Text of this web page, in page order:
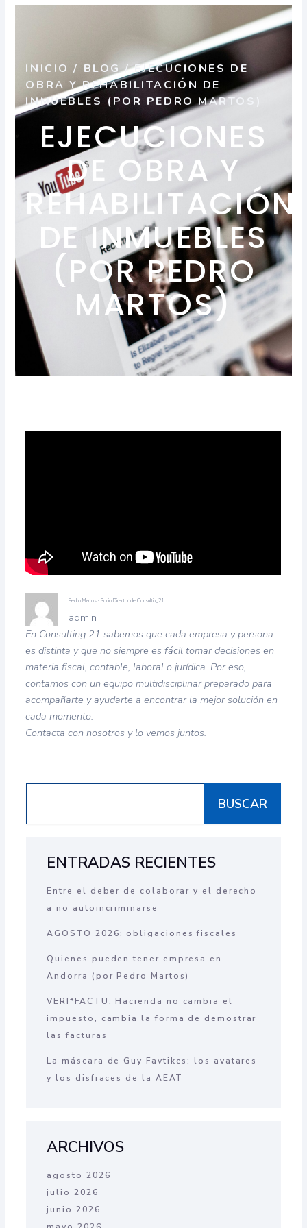
INICIO / BLOG/EJECUCIONES DE
OBRA Y REHABILITACIÓN DE
INMUEBLES (POR PEDRO MARTOS)
EJECUCIONES
DE OBRA Y
REHABILITACIÓN
DE INMUEBLES
(POR PEDRO
MARTOS)
Pedro Martos · Socio Director de Consulting21
admin
En Consulting 21 sabemos que cada empresa y persona
es distinta y que no siempre es fácil tomar decisiones en
materia fiscal, contable, laboral o jurídica. Por eso,
contamos con un equipo multidisciplinar preparado para
acompañarte y ayudarte a encontrar la mejor solución en
cada momento.
Contacta con nosotros y lo vemos juntos.
BUSCAR
ENTRADAS RECIENTES
Entre el deber de colaborar y el derecho
a no autoincriminarse
AGOSTO 2026: obligaciones fiscales
Quienes pueden tener empresa en
Andorra (por Pedro Martos)
VERI*FACTU: Hacienda no cambia el
impuesto, cambia la forma de demostrar
las facturas
La máscara de Guy Favtikes: los avatares
y los disfraces de la AEAT
ARCHIVOS
agosto 2026
julio 2026
junio 2026